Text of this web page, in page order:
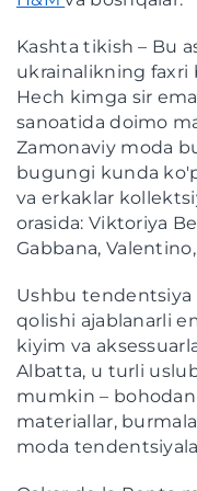
Kashta tikish – Bu
ukrainalikning faxri
Hech kimga sir
sanoatida doimo
Zamonaviy moda
bugungi kunda
va erkaklar
orasida: Viktoriya
Gabbana,
Ushbu
qolishi ajablanarli
kiyim va
Albatta, u turli
mumkin – bohodan
materiallar,
moda